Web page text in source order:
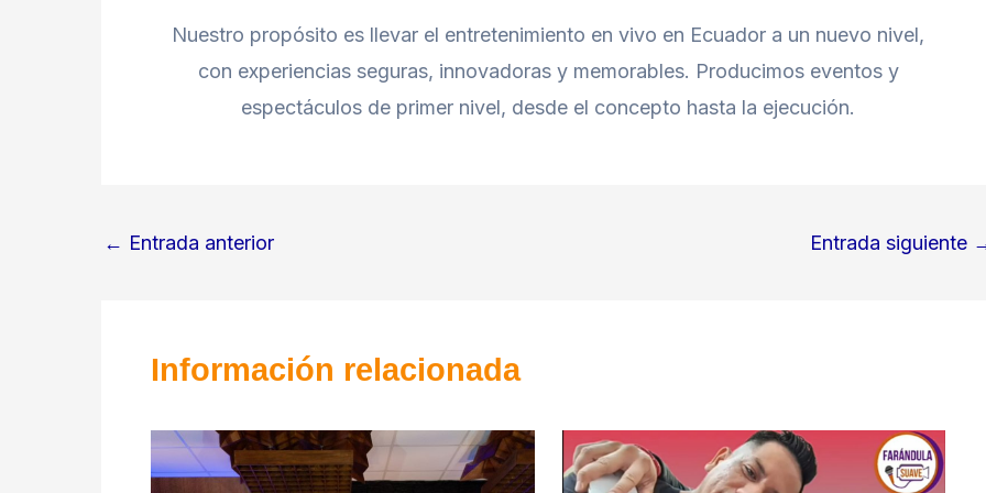
Nuestro propósito es llevar el entretenimiento en vivo en Ecuador a un nuevo nivel,
con experiencias seguras, innovadoras y memorables. Producimos eventos y
espectáculos de primer nivel, desde el concepto hasta la ejecución.
← Entrada anterior Entrada siguiente
Información relacionada